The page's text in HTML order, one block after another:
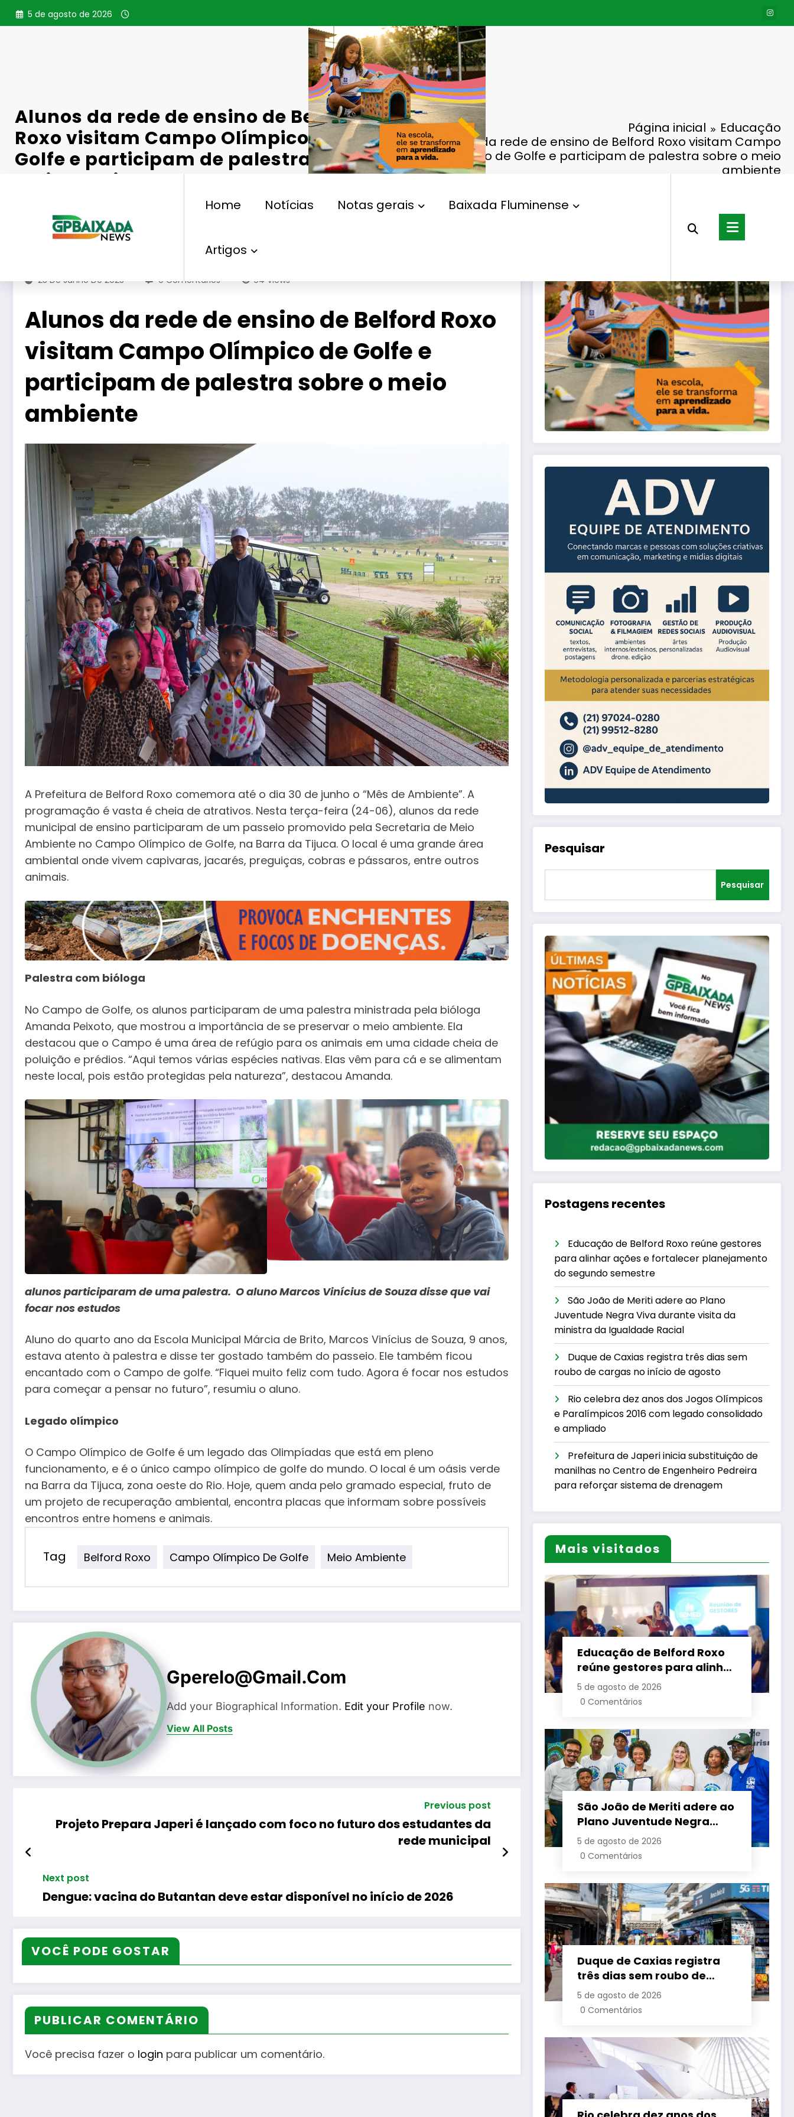
Pular
para
5 de agosto de 2026
Home Notícias Notas gerais Baixada Fluminense
Artigos
Alunos da rede de ensino de Belford
Roxo visitam Campo Olímpico de
Golfe e participam de palestra sobre o
meio ambiente
Página inicial
Educação
Alunos da rede de ensino de Belford Roxo visitam Campo
Olímpico de Golfe e participam de palestra sobre o meio
ambiente
Campo Olímpico De Golfe
25 De Junho De 2025 0 Comentários 94 Views
Alunos da rede de ensino de Belford Roxo
visitam Campo Olímpico de Golfe e
participam de palestra sobre o meio
ambiente
A Prefeitura de Belford Roxo comemora até o dia 30 de junho o “Mês de Ambiente”. A
programação é vasta é cheia de atrativos. Nesta terça-feira (24-06), alunos da rede
municipal de ensino participaram de um passeio promovido pela Secretaria de Meio
Ambiente no Campo Olímpico de Golfe, na Barra da Tijuca. O local é uma grande área
ambiental onde vivem capivaras, jacarés, preguiças, cobras e pássaros, entre outros
animais.
Palestra com bióloga
No Campo de Golfe, os alunos participaram de uma palestra ministrada pela bióloga
Amanda Peixoto, que mostrou a importância de se preservar o meio ambiente. Ela
destacou que o Campo é uma área de refúgio para os animais em uma cidade cheia de
poluição e prédios. “Aqui temos várias espécies nativas. Elas vêm para cá e se alimentam
neste local, pois estão protegidas pela natureza”, destacou Amanda.
alunos participaram de uma palestra. O aluno Marcos Vinícius de Souza disse que vai
focar nos estudos
Aluno do quarto ano da Escola Municipal Márcia de Brito, Marcos Vinícius de Souza, 9 anos,
estava atento à palestra e disse ter gostado também do passeio. Ele também ficou
encantado com o Campo de golfe. “Fiquei muito feliz com tudo. Agora é focar nos estudos
para começar a pensar no futuro”, resumiu o aluno.
Legado olímpico
O Campo Olímpico de Golfe é um legado das Olimpíadas que está em pleno
funcionamento, e é o único campo olímpico de golfe do mundo. O local é um oásis verde
na Barra da Tijuca, zona oeste do Rio. Hoje, quem anda pelo gramado especial, fruto de
um projeto de recuperação ambiental, encontra placas que informam sobre possíveis
encontros entre homens e animais.
Tag Belford Roxo Campo Olímpico De Golfe Meio Ambiente
Gperelo@gmail.com
Add your Biographical Information. Edit your Profile now.
View All Posts
Previous post
Projeto Prepara Japeri é lançado com foco no futuro dos estudantes da
rede municipal
Next post
Dengue: vacina do Butantan deve estar disponível no início de 2026
VOCÊ PODE GOSTAR
PUBLICAR COMENTÁRIO
Você precisa fazer o login para publicar um comentário.
Pesquisar
Pesquisar
Postagens recentes
Educação de Belford Roxo reúne gestores
para alinhar ações e fortalecer planejamento
do segundo semestre
São João de Meriti adere ao Plano
Juventude Negra Viva durante visita da
ministra da Igualdade Racial
Duque de Caxias registra três dias sem
roubo de cargas no início de agosto
Rio celebra dez anos dos Jogos Olímpicos
e Paralímpicos 2016 com legado consolidado
e ampliado
Prefeitura de Japeri inicia substituição de
manilhas no Centro de Engenheiro Pedreira
para reforçar sistema de drenagem
Mais visitados
Educação de Belford Roxo
reúne gestores para alinhar
ações e fortalecer
planejamento do segundo
5 de agosto de 2026
0 Comentários
São João de Meriti adere ao
Plano Juventude Negra
Viva durante visita da
ministra da Igualdade
5 de agosto de 2026
0 Comentários
Duque de Caxias registra
três dias sem roubo de
cargas no início de agosto
5 de agosto de 2026
0 Comentários